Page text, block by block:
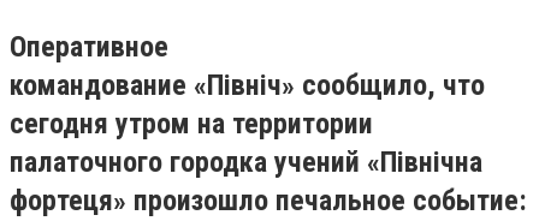
Оперативное
командование «Північ» сообщило, что
сегодня утром на территории
палаточного городка учений «Північна
фортеця» произошло печальное событие: